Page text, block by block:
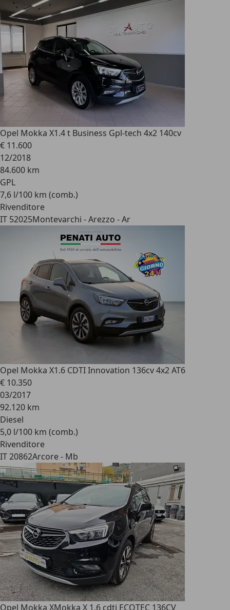
Opel Mokka X1.4 t Business Gpl-tech 4x2 140cv
€ 11.600
12/2018
84.600 km
GPL
7,6 l/100 km (comb.)
Rivenditore
IT 52025Montevarchi - Arezzo - Ar
Opel Mokka X1.6 CDTI Innovation 136cv 4x2 AT6
€ 10.350
03/2017
92.120 km
Diesel
5,0 l/100 km (comb.)
Rivenditore
IT 20862Arcore - Mb
Opel Mokka XMokka X 1.6 cdti ECOTEC 136CV